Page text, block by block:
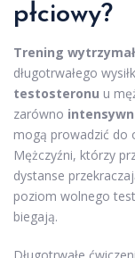
płciowy?
Trening
długotrwałego
testosteronu u
zarówno
mogą prowadzić do
Mężczyźni, którzy
dystanse
poziom wolnego
biegają.